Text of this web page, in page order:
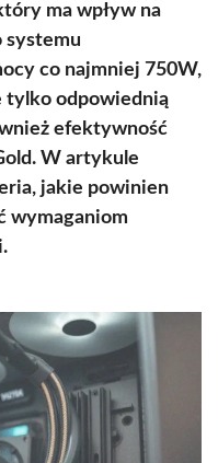
ma wpływ na
systemu
co najmniej 750W,
tylko odpowiednią
efektywność
W artykule
jakie powinien
wymaganiom